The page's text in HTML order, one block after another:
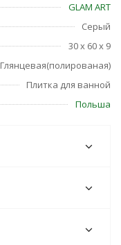
GLAM ART
Серый
30 x 60 x 9
Глянцевая(полированая)
Плитка для ванной
Польша